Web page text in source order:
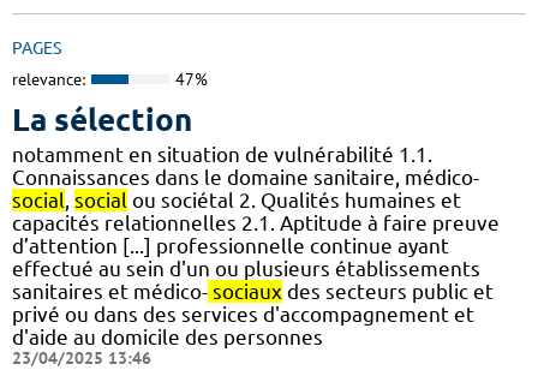
PAGES
relevance: 47%
La sélection
notamment en situation de vulnérabilité 1.1.
Connaissances dans le domaine sanitaire, médico-
social social ou sociétal 2. Qualités humaines et
capacités relationnelles 2.1. Aptitude à faire preuve
d’attention [...] professionnelle continue ayant
effectué au sein d'un ou plusieurs établissements
sanitaires et médico- sociaux des secteurs public et
privé ou dans des services d'accompagnement et
d'aide au domicile des personnes
23/04/2025 13:46